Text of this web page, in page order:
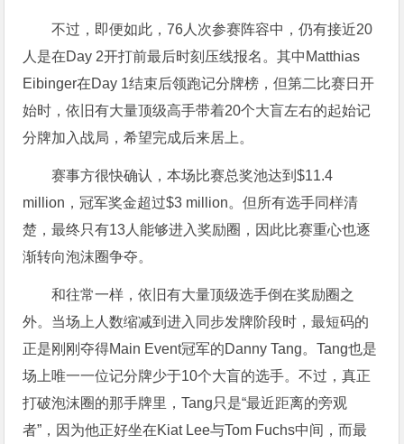
不过，即便如此，76人次参赛阵容中，仍有接近20
人是在Day 2开打前最后时刻压线报名。其中Matthias
Eibinger在Day 1结束后领跑记分牌榜，但第二比赛日开
始时，依旧有大量顶级高手带着20个大盲左右的起始记
分牌加入战局，希望完成后来居上。
赛事方很快确认，本场比赛总奖池达到$11.4
million，冠军奖金超过$3 million。但所有选手同样清
楚，最终只有13人能够进入奖励圈，因此比赛重心也逐
渐转向泡沫圈争夺。
和往常一样，依旧有大量顶级选手倒在奖励圈之
外。当场上人数缩减到进入同步发牌阶段时，最短码的
正是刚刚夺得Main Event冠军的Danny Tang。Tang也是
场上唯一一位记分牌少于10个大盲的选手。不过，真正
打破泡沫圈的那手牌里，Tang只是“最近距离的旁观
者”，因为他正好坐在Kiat Lee与Tom Fuchs中间，而最